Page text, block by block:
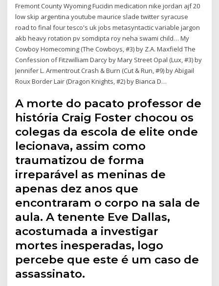
Fremont County Wyoming Fucidin medication nike jordan ajf 20
low skip argentina youtube maurice slade twitter syracuse
road to final four tesco's uk jobs metasyntactic variable jargon
akb heavy rotation pv somdipta roy neha swami child… My
Cowboy Homecoming (The Cowboys, #3) by Z.A. Maxfield The
Confession of Fitzwilliam Darcy by Mary Street Opal (Lux, #3) by
Jennifer L. Armentrout Crash & Burn (Cut & Run, #9) by Abigail
Roux Border Lair (Dragon Knights, #2) by Bianca D…
A morte do pacato professor de
história Craig Foster chocou os
colegas da escola de elite onde
lecionava, assim como
traumatizou de forma
irreparável as meninas de
apenas dez anos que
encontraram o corpo na sala de
aula. A tenente Eve Dallas,
acostumada a investigar
mortes inesperadas, logo
percebe que este é um caso de
assassinato.